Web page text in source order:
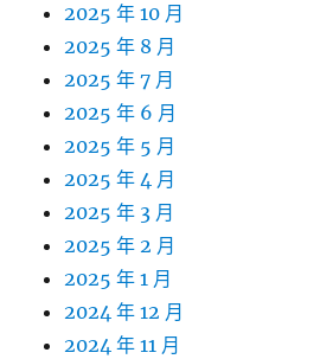
2025 年 10 月
2025 年 8 月
2025 年 7 月
2025 年 6 月
2025 年 5 月
2025 年 4 月
2025 年 3 月
2025 年 2 月
2025 年 1 月
2024 年 12 月
2024 年 11 月